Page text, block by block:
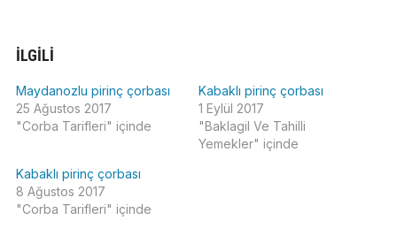
İLGILI
Maydanozlu pirinç çorbası
25 Ağustos 2017
"Corba Tarifleri" içinde
Kabaklı pirinç çorbası
1 Eylül 2017
"Baklagil Ve Tahilli
Yemekler" içinde
Kabaklı pirinç çorbası
8 Ağustos 2017
"Corba Tarifleri" içinde